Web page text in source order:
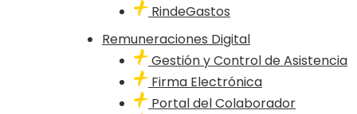
RindeGastos
Remuneraciones Digital
Gestión y Control de Asistencia
Firma Electrónica
Portal del Colaborador